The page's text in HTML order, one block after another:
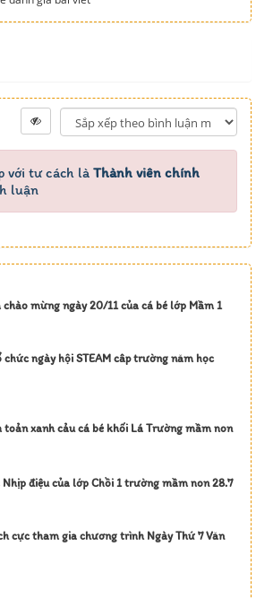
với tư cách là Thành viên chính
luận
mừng ngày 20/11 của cá bé lớp Mầm 1
ngày hội STEAM câp trường năm học
toản xanh cảu cá bé khối Lá Trường mầm non
điệu của lớp Chồi 1 trường mầm non 28.7
cực tham gia chương trình Ngày Thứ 7 Văn